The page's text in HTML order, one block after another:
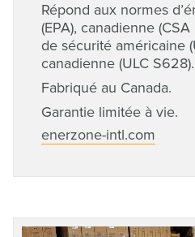
Répond aux normes
(EPA), canadienne (CSA
de sécurité américaine
canadienne (ULC S628).
Fabriqué au Canada.
Garantie limitée à vie.
enerzone-intl.com